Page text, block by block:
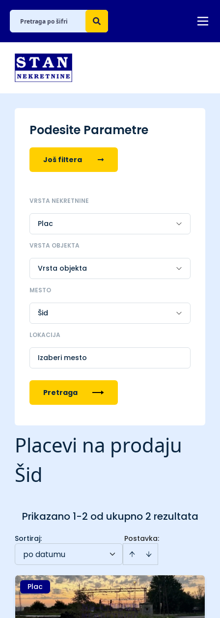
Podesite Parametre
Još filtera
VRSTA NEKRETNINE
VRSTA OBJEKTA
MESTO
LOKACIJA
Izaberi mesto
Pretraga
Placevi na prodaju
Šid
Prikazano 1-2 od ukupno 2 rezultata
Postavka:
Sortiraj:
po datumu
Plac